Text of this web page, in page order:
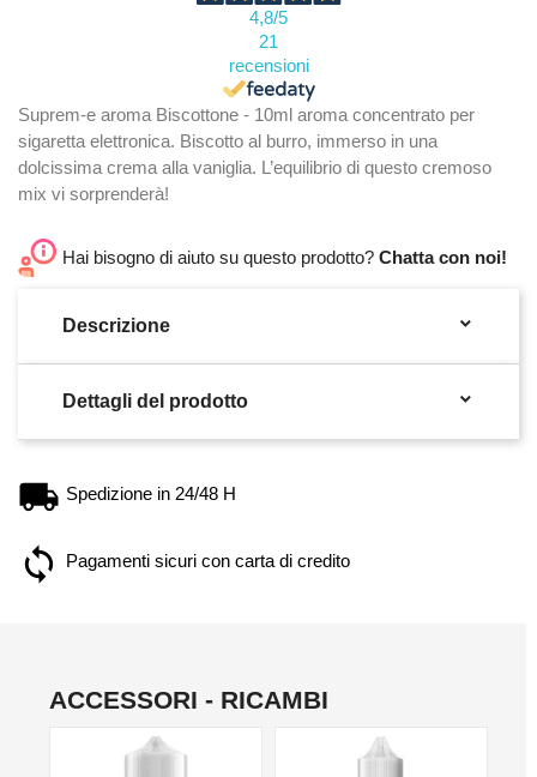
4,8/5
21
recensioni
Suprem-e aroma Biscottone - 10ml aroma concentrato per
sigaretta elettronica. Biscotto al burro, immerso in una
dolcissima crema alla vaniglia. L’equilibrio di questo cremoso
mix vi sorprenderà!
Hai bisogno di aiuto su questo prodotto? Chatta con noi!
Descrizione 
Dettagli del prodotto 
Spedizione in 24/48 H
Pagamenti sicuri con carta di credito
ACCESSORI - RICAMBI